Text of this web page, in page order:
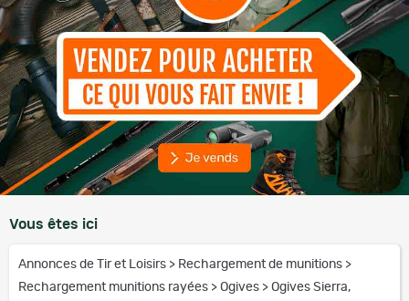
Vous êtes ici
Annonces de Tir et Loisirs > Rechargement de munitions >
Rechargement munitions rayées > Ogives > Ogives Sierra,